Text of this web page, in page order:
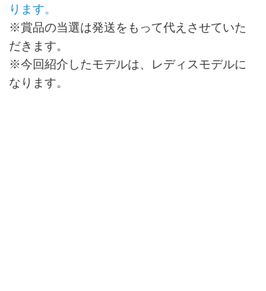
ります。
※賞品の当選は発送をもって代えさせていた
だきます。
※今回紹介したモデルは、レディスモデルに
なります。